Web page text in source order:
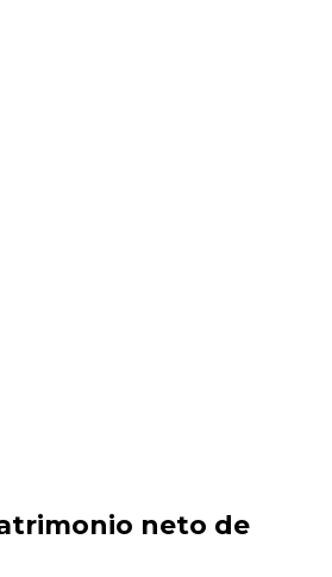
neto de